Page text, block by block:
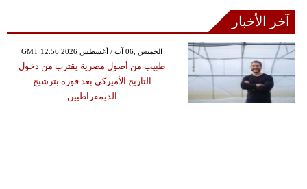
آخر الأخبار
GMT 12:56 2026 الخميس ,06 آب / أغسطس
طبيب من أصول مصرية يقترب من دخول
التاريخ الأميركي بعد فوزه بترشيح
الديمقراطيين